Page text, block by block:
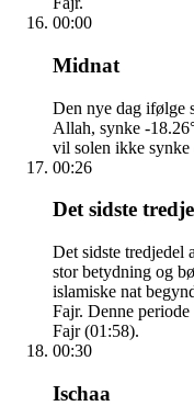
00:00
Midnat
Den nye dag ifølge
Allah, synke -
vil solen ikke synke
00:26
Det sidste
Det sidste tredjedel
stor betydning og
islamiske nat
Fajr. Denne
Fajr (01:58).
00:30
Ischaa